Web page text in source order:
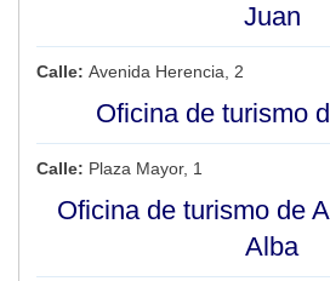
Juan
Calle: Avenida Herencia, 2
Oficina de turismo
Calle: Plaza Mayor, 1
Oficina de turismo de
Alba